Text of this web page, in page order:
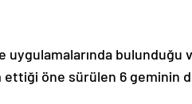
uygulamalarında
öne sürülen 6 geminin